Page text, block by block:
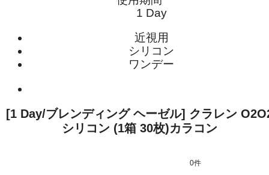
1 Day
近視用
シリコン
ワンデー
[1 Day/ブレンディング ヘーゼル] クラレン
シリコン (1箱 30枚)カラコン
0件